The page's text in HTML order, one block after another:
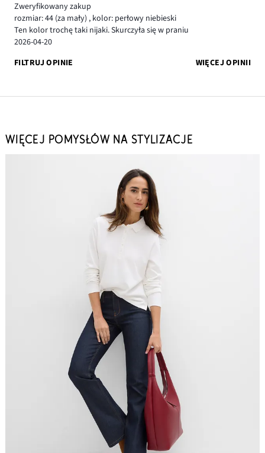
Zweryfikowany zakup
rozmiar: 44 (za mały) , kolor: perłowy niebieski
Ten kolor trochę taki nijaki. Skurczyła się w praniu
2026-04-20
FILTRUJ OPINIE
WIĘCEJ OPINII
WIĘCEJ POMYSŁÓW NA STYLIZACJE